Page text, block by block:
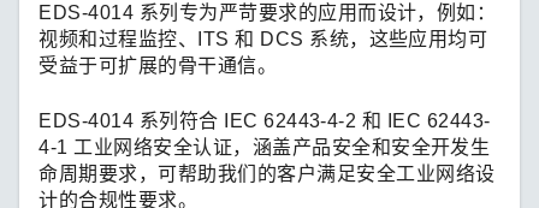
EDS-4014 系列专为严苛要求的应用而设计，例如：
视频和过程监控、ITS 和 DCS 系统，这些应用均可
受益于可扩展的骨干通信。
EDS-4014 系列符合 IEC 62443-4-2 和 IEC 62443-
4-1 工业网络安全认证，涵盖产品安全和安全开发生
命周期要求，可帮助我们的客户满足安全工业网络设
计的合规性要求。